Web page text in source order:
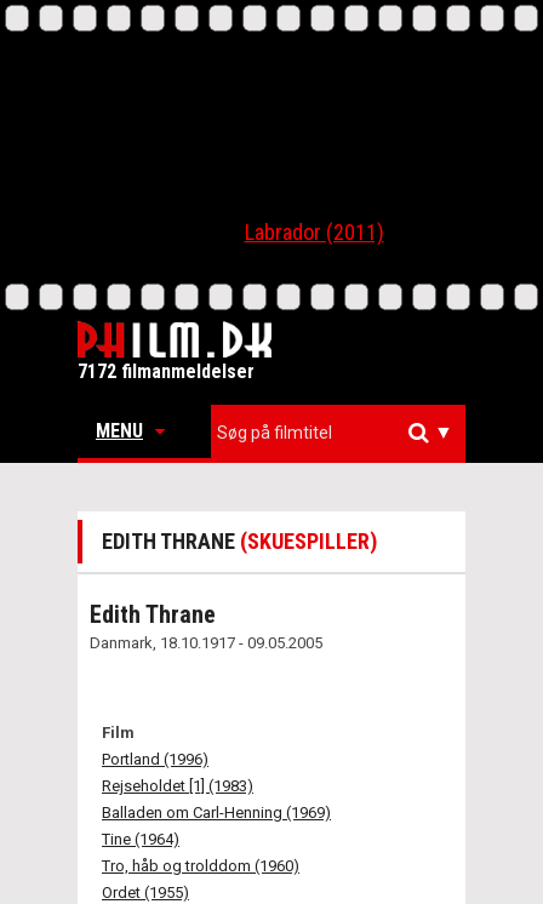
Labrador (2011)
7172 filmanmeldelser
MENU ▼
EDITH THRANE (SKUESPILLER)
Edith Thrane
Danmark, 18.10.1917 - 09.05.2005
Film
Portland (1996)
Rejseholdet [1] (1983)
Balladen om Carl-Henning (1969)
Tine (1964)
Tro, håb og trolddom (1960)
Ordet (1955)